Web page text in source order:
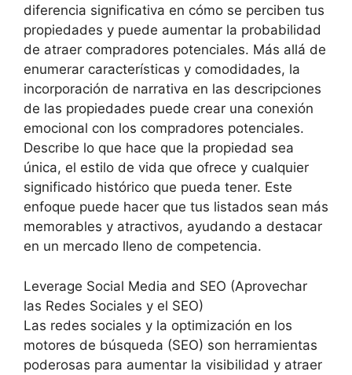
diferencia significativa en cómo se perciben tus
propiedades y puede aumentar la probabilidad
de atraer compradores potenciales. Más allá de
enumerar características y comodidades, la
incorporación de narrativa en las descripciones
de las propiedades puede crear una conexión
emocional con los compradores potenciales.
Describe lo que hace que la propiedad sea
única, el estilo de vida que ofrece y cualquier
significado histórico que pueda tener. Este
enfoque puede hacer que tus listados sean más
memorables y atractivos, ayudando a destacar
en un mercado lleno de competencia.
Leverage Social Media and SEO (Aprovechar
las Redes Sociales y el SEO)
Las redes sociales y la optimización en los
motores de búsqueda (SEO) son herramientas
poderosas para aumentar la visibilidad y atraer